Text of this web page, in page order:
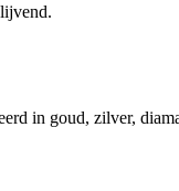
in goud, zilver,